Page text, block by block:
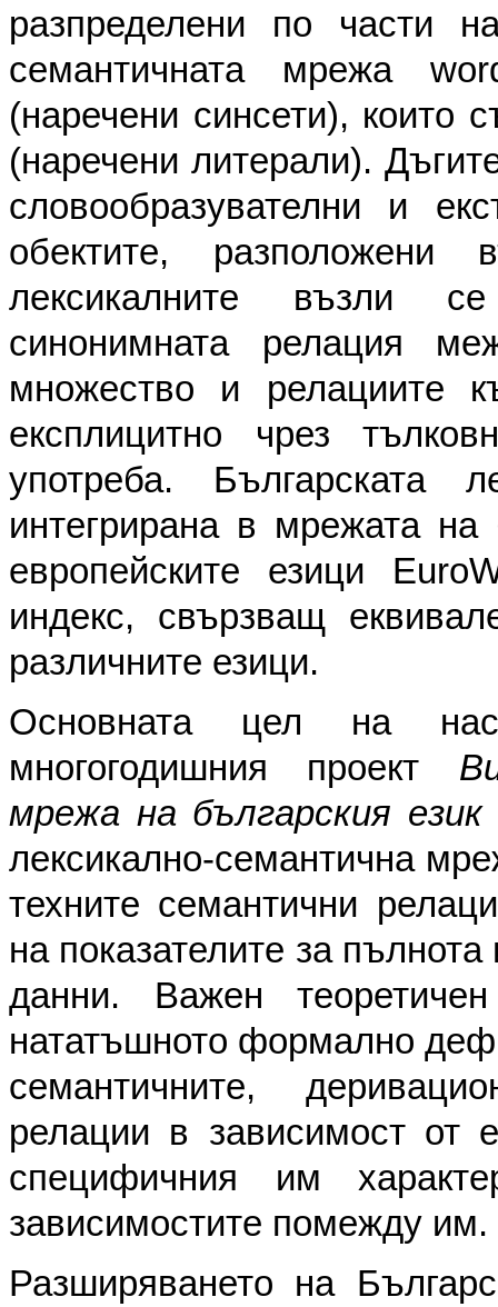
разпределени по части
семантичната мрежа
(наречени синсети), които
(наречени литерали).
словообразувателни и
обектите,
лексикалните възли
синонимната релация
множество и релациите
експлицитно чрез
употреба. Българската
интегрирана в мрежата
европейските езици
индекс, свързващ
различните езици.
Основната цел на
многогодишния проект
мрежа на българския език
лексикално-семантична
техните семантични
на показателите за
данни. Важен
нататъшното формално
семантичните,
релации в зависимост от
специфичния им
зависимостите помежду им.
Разширяването на